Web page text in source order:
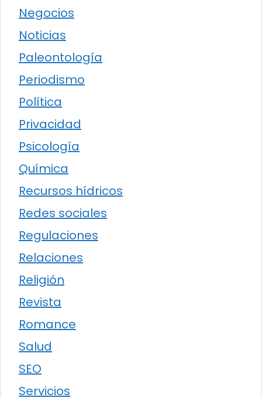
Negocios
Noticias
Paleontología
Periodismo
Política
Privacidad
Psicología
Química
Recursos hídricos
Redes sociales
Regulaciones
Relaciones
Religión
Revista
Romance
Salud
SEO
Servicios